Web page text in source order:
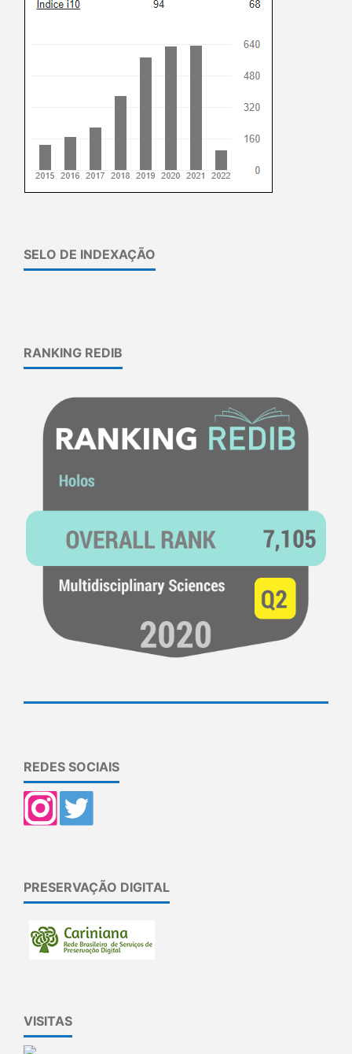
SELO DE INDEXAÇÃO
RANKING REDIB
REDES SOCIAIS
PRESERVAÇÃO DIGITAL
VISITAS